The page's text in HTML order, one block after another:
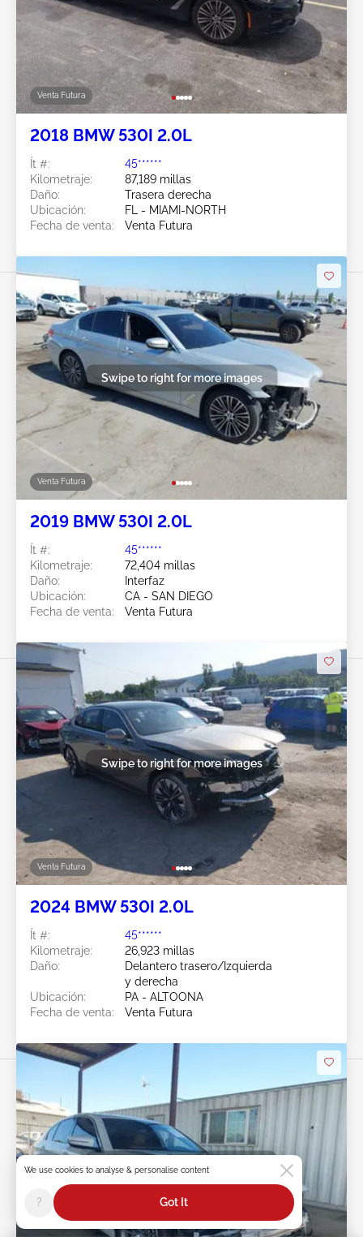
Venta Futura
2018 BMW 530I 2.0L
Ít #:
45******
Kilometraje:
87,189 millas
Daño:
Trasera derecha
Ubicación:
FL - MIAMI-NORTH
Fecha de venta:
Venta Futura
Venta Futura
Swipe to right for more images
2019 BMW 530I 2.0L
Ít #:
45******
Kilometraje:
72,404 millas
Daño:
Interfaz
Ubicación:
CA - SAN DIEGO
Fecha de venta:
Venta Futura
Venta Futura
Swipe to right for more images
2024 BMW 530I 2.0L
Ít #:
45******
Kilometraje:
26,923 millas
Daño:
Delantero trasero/Izquierda
y derecha
Ubicación:
PA - ALTOONA
Fecha de venta:
Venta Futura
Swipe to right for more images
We use cookies to analyse & personalise content
? Got It